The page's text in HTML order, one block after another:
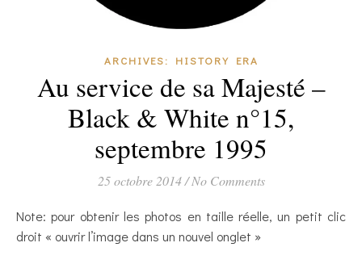
ARCHIVES: HISTORY ERA
Au service de sa Majesté –
Black & White n°15,
septembre 1995
25 octobre 2014 / No Comments
Note: pour obtenir les photos en taille réelle, un petit clic
droit « ouvrir l’image dans un nouvel onglet »